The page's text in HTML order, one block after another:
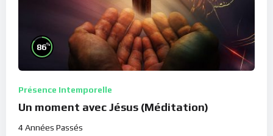
86%
Présence Intemporelle
Un moment avec Jésus (Méditation)
4 Années Passés